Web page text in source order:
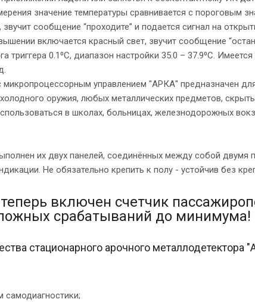
значение температуры сравнивается с пороговым
сообщение “проходите” и подается сигнал на
включается красный свет, звучит сообщение
триггера 0.1⁰С, диапазон настройки 35.0 – 37.9⁰С.
управлением "АРКА" предназначен
оружия, любых металлических предметов,
в школах, больницах, железнодорожных
их двух панелей, соединённых между собой двумя
Не обязательно крепить к полу - устойчив без
включен счетчик
срабатываний до минимума!
стационарного арочного металлодетектора
самодиагностики;